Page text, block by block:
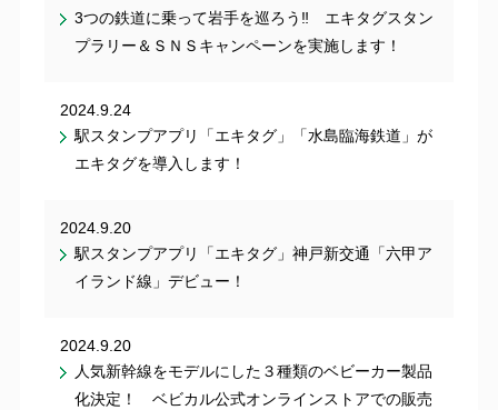
3つの鉄道に乗って岩手を巡ろう‼ エキタグスタン
プラリー＆ＳＮＳキャンペーンを実施します！
2024.9.24
駅スタンプアプリ「エキタグ」「水島臨海鉄道」が
エキタグを導入します！
2024.9.20
駅スタンプアプリ「エキタグ」神戸新交通「六甲ア
イランド線」デビュー！
2024.9.20
人気新幹線をモデルにした３種類のベビーカー製品
化決定！ ベビカル公式オンラインストアでの販売